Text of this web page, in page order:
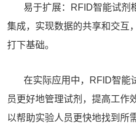
易于扩展：RFID智能试剂
集成，实现数据的共享和交互
打下基础。
在实际应用中，RFID智能
员更好地管理试剂，提高工作
以帮助实验人员更快地找到所